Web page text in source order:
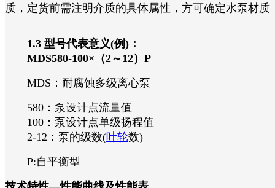
质，定货前需注明介质的具体属性，方可确定水泵材
1.3 型号代表意义(例)：
MDS580-100×（2～12）P
MDS：耐腐蚀多级离心泵
580：泵设计点流量值
100：泵设计点单级扬程值
2-12：泵的级数(叶轮数)
P:自平衡型